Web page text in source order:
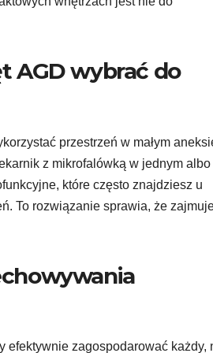
AGD wybrać do
przestrzeń w małym
z mikrofalówką w jednym albo
które często znajdziesz u
To rozwiązanie sprawia, że
efektywnie zagospodarować każdy,